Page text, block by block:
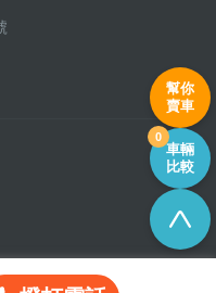
幫你
賣車
車輛
比較
0